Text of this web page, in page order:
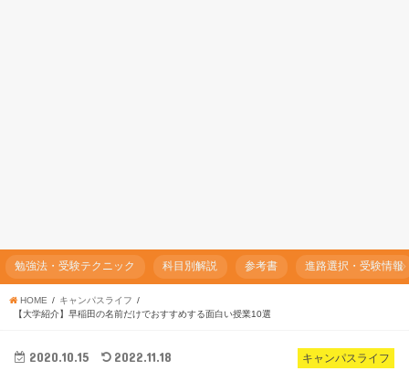
勉強法・受験テクニック 科目別解説 参考書 進路選択・受験情報
HOME
キャンパスライフ
【大学紹介】早稲田の名前だけでおすすめする面白い授業10選
キャンパスライフ
2020.10.15 2022.11.18